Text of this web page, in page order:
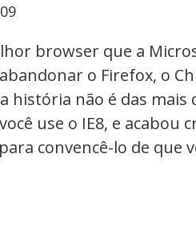
browser que a
o Firefox, o
história não é das mais
use o IE8, e acabou
convencê-lo de que